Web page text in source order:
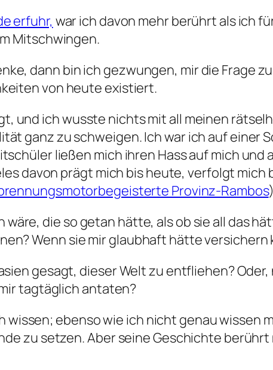
erfuhr, war ich davon mehr berührt als ich
Mitschwingen.
dann bin ich gezwungen, mir die Frage
von heute existiert.
und ich wusste nichts mit all meinen
ganz zu schweigen. Ich war ich auf einer
ließen mich ihren Hass auf mich und
davon prägt mich bis heute, verfolgt
Provinz-Rambos
die so getan hätte, als ob sie all das
Wenn sie mir glaubhaft hätte
gesagt, dieser Welt zu entfliehen?
tagtäglich antaten?
ebenso wie ich nicht genau wissen
zu setzen. Aber seine Geschichte